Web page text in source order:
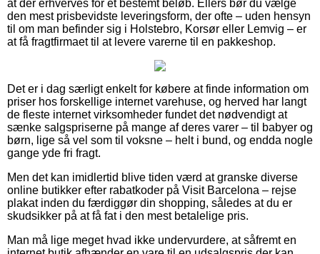
at der erhverves for et bestemt beløb. Ellers bør du vælge
den mest prisbevidste leveringsform, der ofte – uden hensyn
til om man befinder sig i Holstebro, Korsør eller Lemvig – er
at få fragtfirmaet til at levere varerne til en pakkeshop.
Det er i dag særligt enkelt for købere at finde information om
priser hos forskellige internet varehuse, og herved har langt
de fleste internet virksomheder fundet det nødvendigt at
sænke salgspriserne på mange af deres varer – til babyer og
børn, lige så vel som til voksne – helt i bund, og endda nogle
gange yde fri fragt.
Men det kan imidlertid blive tiden værd at granske diverse
online butikker efter rabatkoder på Visit Barcelona – rejse
plakat inden du færdiggør din shopping, således at du er
skudsikker på at få fat i den mest betalelige pris.
Man må lige meget hvad ikke undervurdere, at såfremt en